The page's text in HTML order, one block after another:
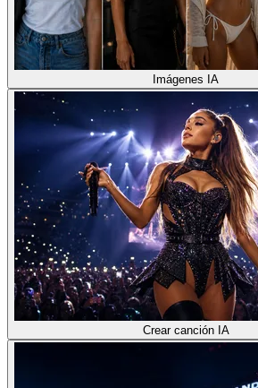
Imágenes IA
Crear canción IA